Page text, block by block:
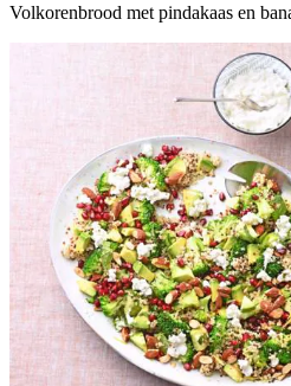
Volkorenbrood met pindakaas en